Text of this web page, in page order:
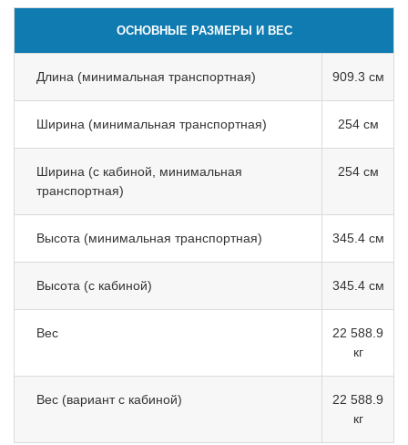
ОСНОВНЫЕ РАЗМЕРЫ И ВЕС
Длина (минимальная транспортная) 909.3 см
Ширина (минимальная транспортная) 254 см
Ширина (с кабиной, минимальная
транспортная)
254 см
Высота (минимальная транспортная) 345.4 см
Высота (с кабиной) 345.4 см
Вес
22 588.9
кг
Вес (вариант с кабиной)
22 588.9
кг